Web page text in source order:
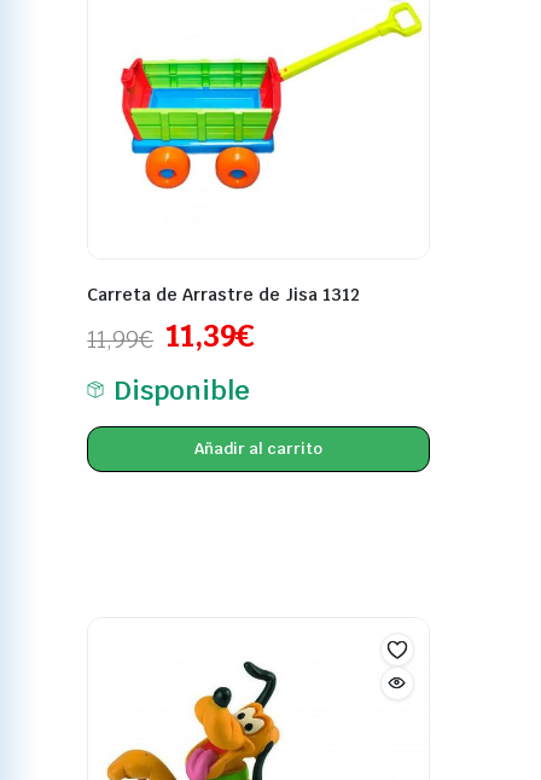
Carreta de Arrastre de Jisa 1312
11,99€ 11,39€
Disponible
Añadir al carrito